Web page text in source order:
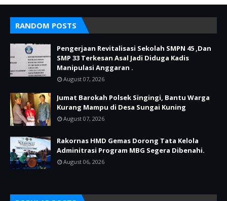
RANDOM POSTS
Pengerjaan Revitalisasi Sekolah SMPN 45 ,Dan
SMP 33 Terkesan Asal Jadi Diduga Kadis
Manipulasi Anggaran .
August 07, 2026
Jumat Barokah Polsek Singingi, Bantu Warga
Kurang Mampu di Desa Sungai Kuning
August 07, 2026
Rakornas HMD Gemas Dorong Tata Kelola
Adminitrasi Program MBG Segera Dibenahi.
August 06, 2026